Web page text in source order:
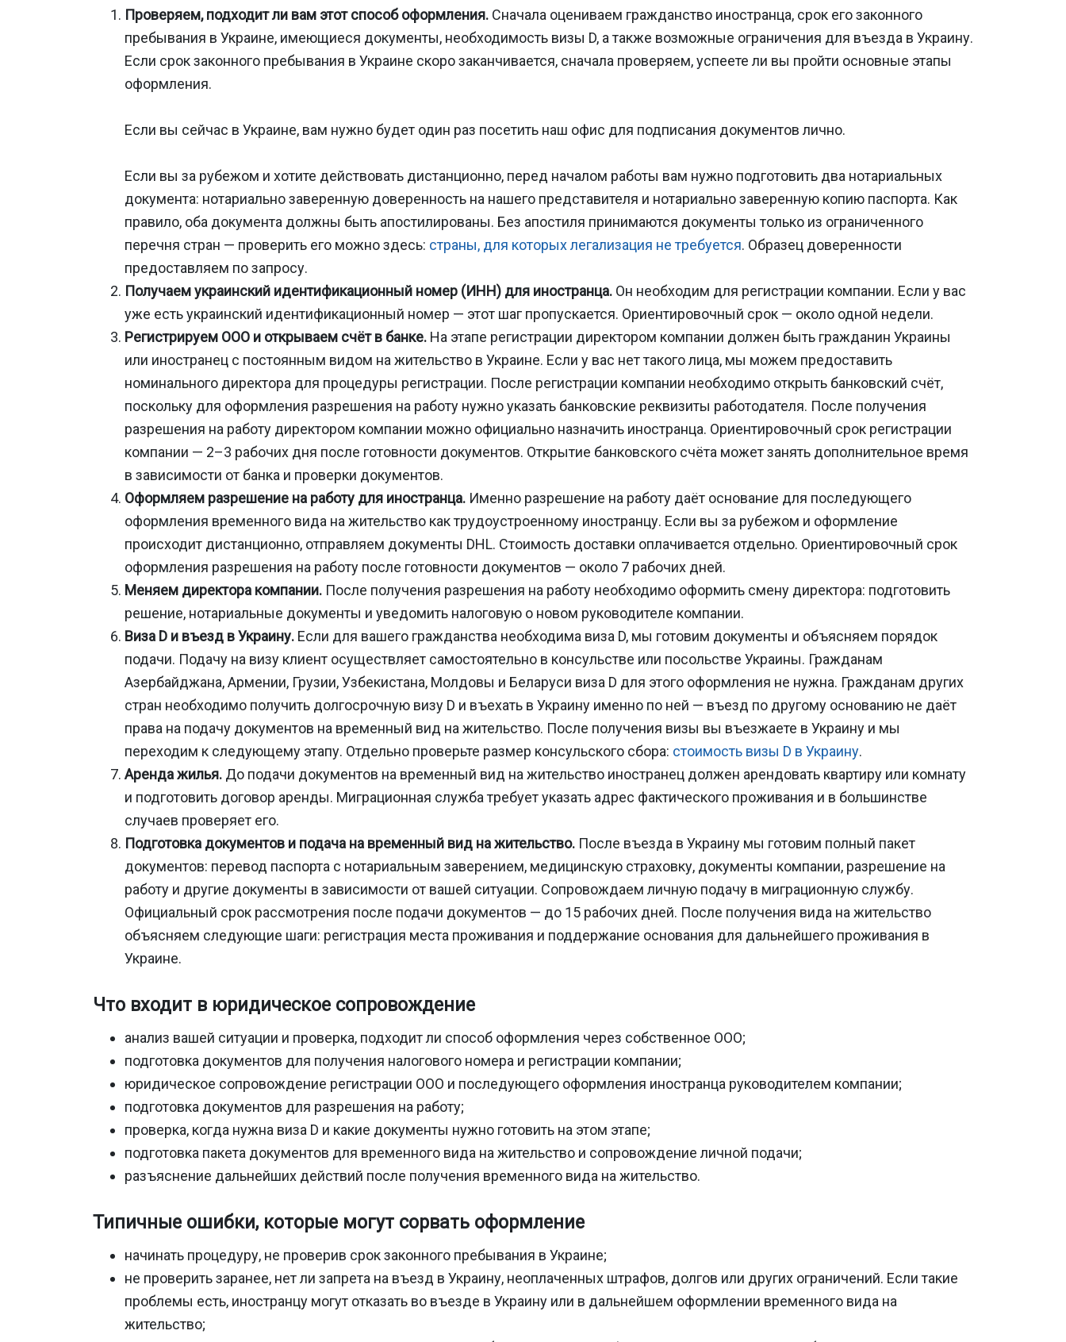
Проверяем, подходит ли вам этот способ оформления. Сначала оцениваем гражданство иностранца, срок его законного
пребывания в Украине, имеющиеся документы, необходимость визы D, а также возможные ограничения для въезда в Украину.
Если срок законного пребывания в Украине скоро заканчивается, сначала проверяем, успеете ли вы пройти основные этапы
оформления.
Если вы сейчас в Украине, вам нужно будет один раз посетить наш офис для подписания документов лично.
Если вы за рубежом и хотите действовать дистанционно, перед началом работы вам нужно подготовить два нотариальных
документа: нотариально заверенную доверенность на нашего представителя и нотариально заверенную копию паспорта. Как
правило, оба документа должны быть апостилированы. Без апостиля принимаются документы только из ограниченного
перечня стран — проверить его можно здесь: страны, для которых легализация не требуется. Образец доверенности
предоставляем по запросу.
Получаем украинский идентификационный номер (ИНН) для иностранца. Он необходим для регистрации компании. Если у вас
уже есть украинский идентификационный номер — этот шаг пропускается. Ориентировочный срок — около одной недели.
Регистрируем ООО и открываем счёт в банке. На этапе регистрации директором компании должен быть гражданин Украины
или иностранец с постоянным видом на жительство в Украине. Если у вас нет такого лица, мы можем предоставить
номинального директора для процедуры регистрации. После регистрации компании необходимо открыть банковский счёт,
поскольку для оформления разрешения на работу нужно указать банковские реквизиты работодателя. После получения
разрешения на работу директором компании можно официально назначить иностранца. Ориентировочный срок регистрации
компании — 2–3 рабочих дня после готовности документов. Открытие банковского счёта может занять дополнительное время
в зависимости от банка и проверки документов.
Оформляем разрешение на работу для иностранца. Именно разрешение на работу даёт основание для последующего
оформления временного вида на жительство как трудоустроенному иностранцу. Если вы за рубежом и оформление
происходит дистанционно, отправляем документы DHL. Стоимость доставки оплачивается отдельно. Ориентировочный срок
оформления разрешения на работу после готовности документов — около 7 рабочих дней.
Меняем директора компании. После получения разрешения на работу необходимо оформить смену директора: подготовить
решение, нотариальные документы и уведомить налоговую о новом руководителе компании.
Виза D и въезд в Украину. Если для вашего гражданства необходима виза D, мы готовим документы и объясняем порядок
подачи. Подачу на визу клиент осуществляет самостоятельно в консульстве или посольстве Украины. Гражданам
Азербайджана, Армении, Грузии, Узбекистана, Молдовы и Беларуси виза D для этого оформления не нужна. Гражданам других
стран необходимо получить долгосрочную визу D и въехать в Украину именно по ней — въезд по другому основанию не даёт
права на подачу документов на временный вид на жительство. После получения визы вы въезжаете в Украину и мы
переходим к следующему этапу. Отдельно проверьте размер консульского сбора: стоимость визы D в Украину.
Аренда жилья. До подачи документов на временный вид на жительство иностранец должен арендовать квартиру или комнату
и подготовить договор аренды. Миграционная служба требует указать адрес фактического проживания и в большинстве
случаев проверяет его.
Подготовка документов и подача на временный вид на жительство. После въезда в Украину мы готовим полный пакет
документов: перевод паспорта с нотариальным заверением, медицинскую страховку, документы компании, разрешение на
работу и другие документы в зависимости от вашей ситуации. Сопровождаем личную подачу в миграционную службу.
Официальный срок рассмотрения после подачи документов — до 15 рабочих дней. После получения вида на жительство
объясняем следующие шаги: регистрация места проживания и поддержание основания для дальнейшего проживания в
Украине.
Что входит в юридическое сопровождение
анализ вашей ситуации и проверка, подходит ли способ оформления через собственное ООО;
подготовка документов для получения налогового номера и регистрации компании;
юридическое сопровождение регистрации ООО и последующего оформления иностранца руководителем компании;
подготовка документов для разрешения на работу;
проверка, когда нужна виза D и какие документы нужно готовить на этом этапе;
подготовка пакета документов для временного вида на жительство и сопровождение личной подачи;
разъяснение дальнейших действий после получения временного вида на жительство.
Типичные ошибки, которые могут сорвать оформление
начинать процедуру, не проверив срок законного пребывания в Украине;
не проверить заранее, нет ли запрета на въезд в Украину, неоплаченных штрафов, долгов или других ограничений. Если такие
проблемы есть, иностранцу могут отказать во въезде в Украину или в дальнейшем оформлении временного вида на
жительство;